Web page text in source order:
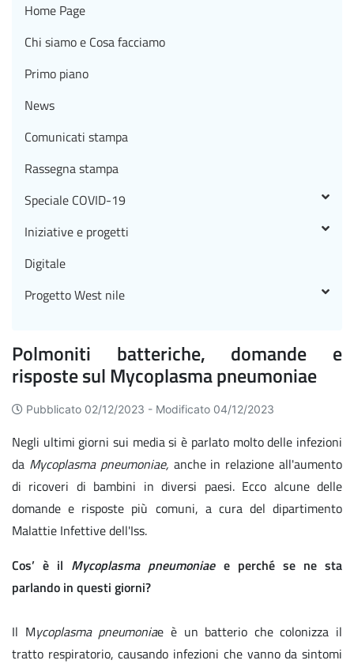
Polmoniti batteriche, domande e
risposte sul Mycoplasma pneumoniae
Pubblicato 02/12/2023 - Modificato 04/12/2023
Negli ultimi giorni sui media si è parlato molto delle infezioni
da Mycoplasma pneumoniae, anche in relazione all'aumento
di ricoveri di bambini in diversi paesi. Ecco alcune delle
domande e risposte più comuni, a cura del dipartimento
Malattie Infettive dell'Iss.
Cos’ è il Mycoplasma pneumoniaee perché se ne sta
parlando in questi giorni?
Il Mycoplasma pneumoniae è un batterio che colonizza il
tratto respiratorio, causando infezioni che vanno da sintomi
Home Page
Chi siamo e Cosa facciamo
Primo piano
News
Comunicati stampa
Rassegna stampa
Speciale COVID-19
Iniziative e progetti
Digitale
Progetto West nile